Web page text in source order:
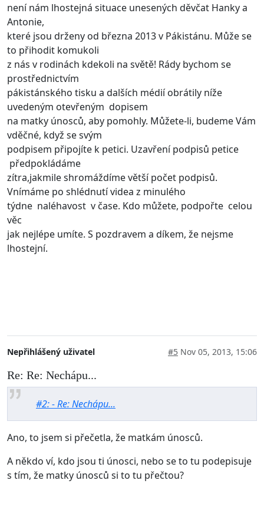
není nám lhostejná situace unesených děvčat Hanky a
Antonie,
které jsou drženy od března 2013 v Pákistánu. Může se
to přihodit komukoli
z nás v rodinách kdekoli na světě! Rády bychom se
prostřednictvím
pákistánského tisku a dalších médií obrátily níže
uvedeným otevřeným dopisem
na matky únosců, aby pomohly. Můžete-li, budeme Vám
vděčné, když se svým
podpisem připojíte k petici. Uzavření podpisů petice
předpokládáme
zítra,jakmile shromáždíme větší počet podpisů.
Vnímáme po shlédnutí videa z minulého
týdne naléhavost v čase. Kdo můžete, podpořte celou
věc
jak nejlépe umíte. S pozdravem a díkem, že nejsme
lhostejní.
Nepřihlášený uživatel #5 Nov 05, 2013, 15:06
Re: Re: Nechápu...
#2: - Re: Nechápu...
Ano, to jsem si přečetla, že matkám únosců.
A někdo ví, kdo jsou ti únosci, nebo se to tu podepisuje
s tím, že matky únosců si to tu přečtou?